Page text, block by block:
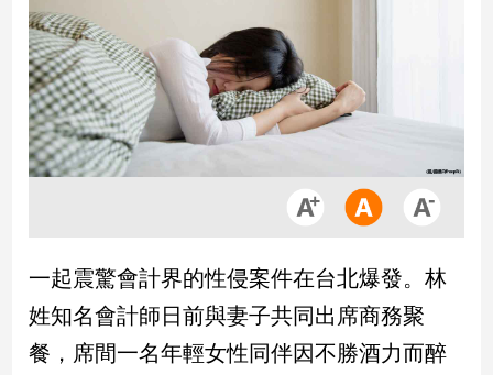
市
房
地
產
品
治
政
治
一起震驚會計界的性侵案件在台北爆發。林
姓知名會計師日前與妻子共同出席商務聚
餐，席間一名年輕女性同伴因不勝酒力而醉